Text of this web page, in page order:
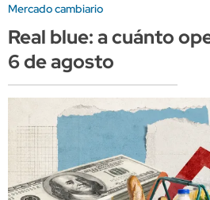
Mercado cambiario
Real blue: a cuánto
6 de agosto